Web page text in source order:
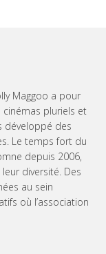
Maggoo a pour
pluriels et
développé des
Le temps fort du
depuis 2006,
diversité. Des
au sein
où l’association